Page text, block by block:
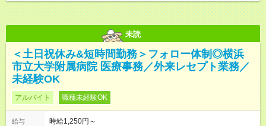
未読
＜土日祝休み&短時間勤務＞フォロー体制◎横浜
市立大学附属病院 医療事務／外来レセプト業務／
未経験OK
アルバイト 職種未経験OK
給与
時給1,250円～